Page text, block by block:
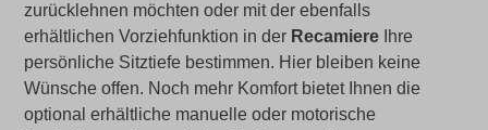
zurücklehnen möchten oder mit der ebenfalls
erhältlichen Vorziehfunktion in der Recamiere Ihre
persönliche Sitztiefe bestimmen. Hier bleiben keine
Wünsche offen. Noch mehr Komfort bietet Ihnen die
optional erhältliche manuelle oder motorische